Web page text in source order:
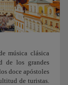
música clásica
de los grandes
doce apóstoles
de turistas.